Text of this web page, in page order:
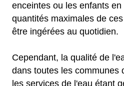
enceintes ou les enfants
quantités maximales de
être ingérées au quotidien.
Cependant, la qualité de
dans toutes les communes
les services de l'eau étant